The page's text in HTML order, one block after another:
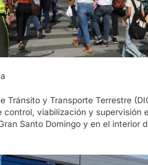
Tránsito y Transporte Terrestre
viabilización y supervisión
Santo Domingo y en el interior